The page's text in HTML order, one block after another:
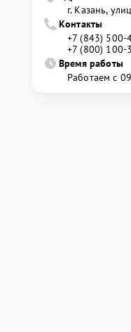
г. Казань,
Контакты
+7 (843) 500-
+7 (800) 100-
Время работы
Работаем с